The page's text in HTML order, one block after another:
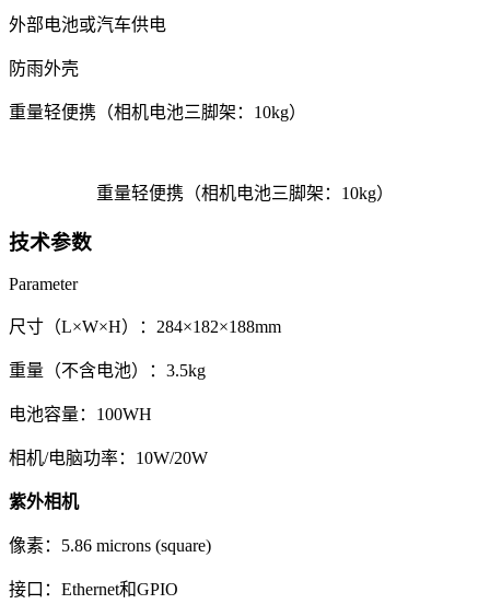
外部电池或汽车供电
防雨外壳
重量轻便携（相机电池三脚架：10kg）
重量轻便携（相机电池三脚架：10kg）
技术参数
Parameter
尺寸（L×W×H）：284×182×188mm
重量（不含电池）：3.5kg
电池容量：100WH
相机/电脑功率：10W/20W
紫外相机
像素：5.86 microns (square)
接口：Ethernet和GPIO